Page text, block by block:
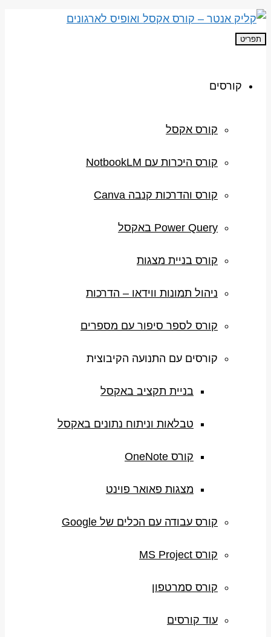
תפריט
קורסים
קורס אקסל
קורס היכרות עם NotbookLM
קורס והדרכות קנבה Canva
Power Query באקסל
קורס בניית מצגות
ניהול תמונות ווידאו – הדרכות
קורס לספר סיפור עם מספרים
קורסים עם התנועה הקיבוצית
בניית תקציב באקסל
טבלאות וניתוח נתונים באקסל
קורס OneNote
מצגות פאואר פוינט
קורס עבודה עם הכלים של Google
קורס MS Project
קורס סמרטפון
עוד קורסים